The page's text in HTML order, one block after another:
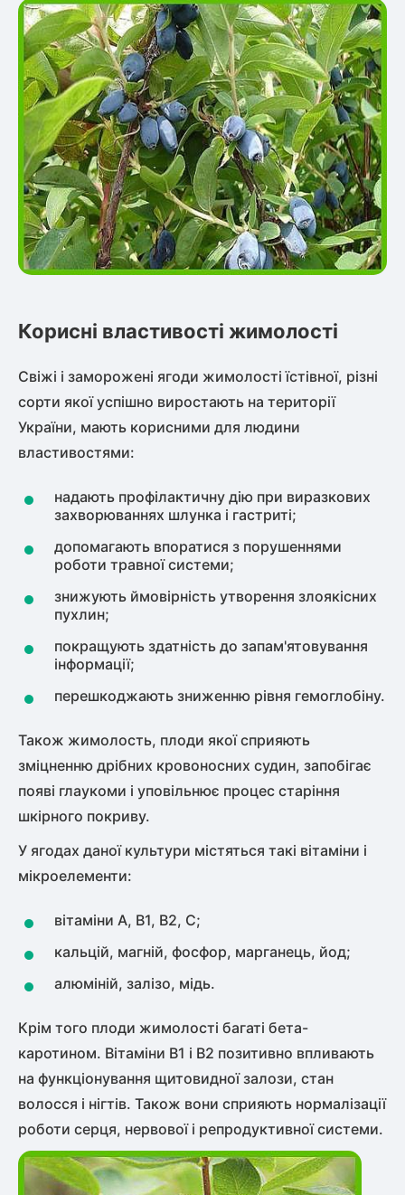
Корисні властивості жимолості
Свіжі і заморожені ягоди жимолості їстівної, різні
сорти якої успішно виростають на території
України, мають корисними для людини
властивостями:
надають профілактичну дію при виразкових
захворюваннях шлунка і гастриті;
допомагають впоратися з порушеннями
роботи травної системи;
знижують ймовірність утворення злоякісних
пухлин;
покращують здатність до запам'ятовування
інформації;
перешкоджають зниженню рівня гемоглобіну.
Також жимолость, плоди якої сприяють
зміцненню дрібних кровоносних судин, запобігає
появі глаукоми і уповільнює процес старіння
шкірного покриву.
У ягодах даної культури містяться такі вітаміни і
мікроелементи:
вітаміни А, В1, В2, С;
кальцій, магній, фосфор, марганець, йод;
алюміній, залізо, мідь.
Крім того плоди жимолості багаті бета-
каротином. Вітаміни В1 і В2 позитивно впливають
на функціонування щитовидної залози, стан
волосся і нігтів. Також вони сприяють нормалізації
роботи серця, нервової і репродуктивної системи.